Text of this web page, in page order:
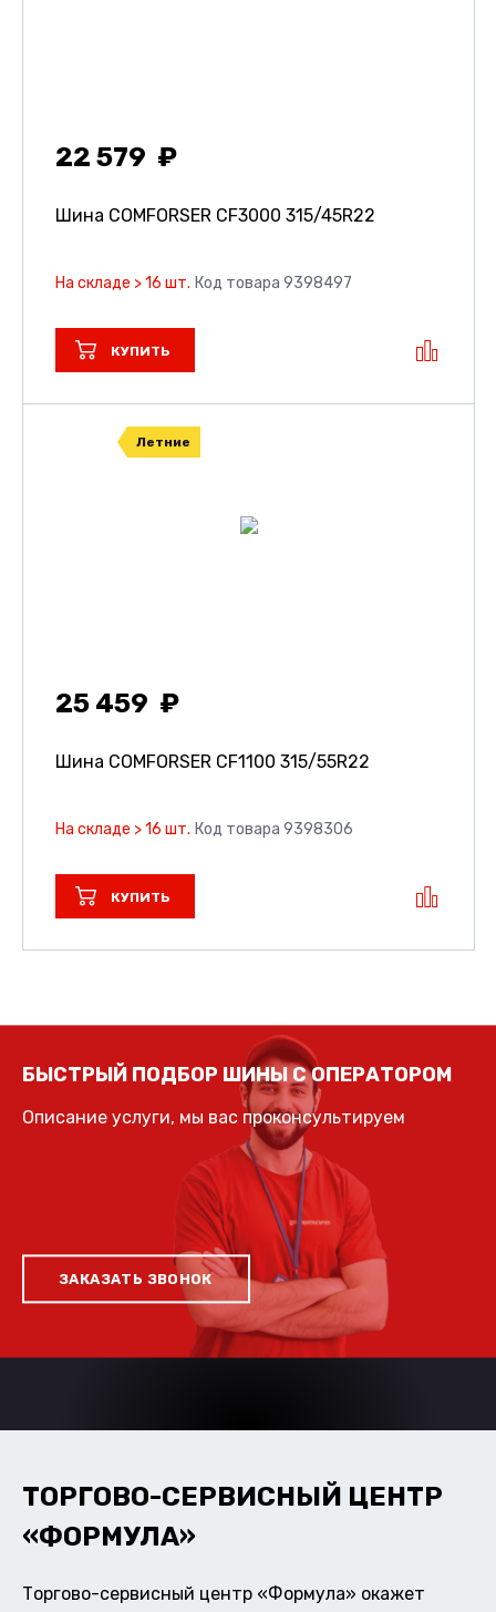
22 579
Шина COMFORSER CF3000 315/45R22
На складе > 16 шт. Код товара 9398497
КУПИТЬ
Летние
25 459
Шина COMFORSER CF1100 315/55R22
На складе > 16 шт. Код товара 9398306
КУПИТЬ
БЫСТРЫЙ ПОДБОР ШИНЫ С ОПЕРАТОРОМ
Описание услуги, мы вас проконсультируем
ЗАКАЗАТЬ ЗВОНОК
ТОРГОВО-СЕРВИСНЫЙ ЦЕНТР
«ФОРМУЛА»
Торгово-сервисный центр «Формула» окажет